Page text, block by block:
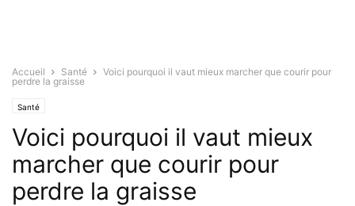
Accueil Santé
Voici pourquoi il vaut mieux marcher que courir pour
perdre la graisse
Santé
Voici pourquoi il vaut mieux
marcher que courir pour
perdre la graisse